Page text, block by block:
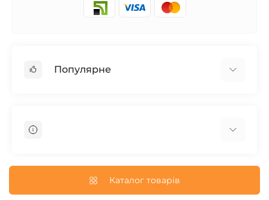
Популярне
Запчасти на мотоцикл Ява
Запчасти на мотоцикл Восход
Запчасти на Дельту / Delta
Доставка и Оплата
Пользовательское соглашение
Каталог товарів